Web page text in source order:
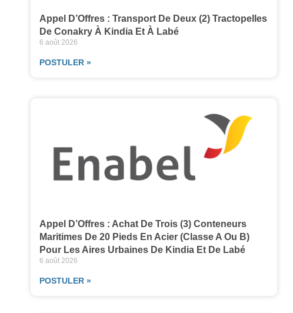
Appel D’Offres : Transport De Deux (2) Tractopelles
De Conakry À Kindia Et À Labé
6 août 2026
POSTULER »
Appel D’Offres : Achat De Trois (3) Conteneurs
Maritimes De 20 Pieds En Acier (classe A Ou B)
Pour Les Aires Urbaines De Kindia Et De Labé
6 août 2026
POSTULER »